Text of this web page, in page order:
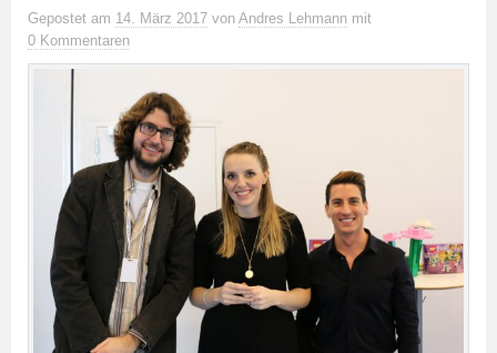
Gepostet am 14. März 2017 von Andres Lehmann mit
0 Kommentaren